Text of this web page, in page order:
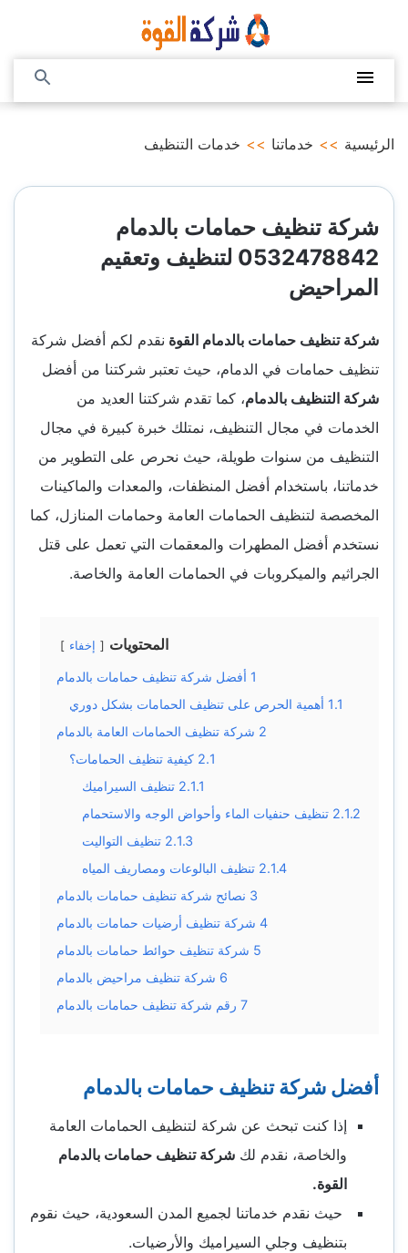
المحتوى
الرئيسية >> خدماتنا >> خدمات التنظيف
شركة تنظيف حمامات بالدمام
0532478842 لتنظيف وتعقيم
المراحيض
شركة تنظيف حمامات بالدمام القوة نقدم لكم أفضل شركة
تنظيف حمامات في الدمام، حيث تعتبر شركتنا من أفضل
شركة التنظيف بالدمام، كما تقدم شركتنا العديد من
الخدمات في مجال التنظيف، نمتلك خبرة كبيرة في مجال
التنظيف من سنوات طويلة، حيث نحرص على التطوير من
خدماتنا، باستخدام أفضل المنظفات، والمعدات والماكينات
المخصصة لتنظيف الحمامات العامة وحمامات المنازل، كما
نستخدم أفضل المطهرات والمعقمات التي تعمل على قتل
الجراثيم والميكروبات في الحمامات العامة والخاصة.
المحتويات إخفاء
1 أفضل شركة تنظيف حمامات بالدمام
1.1 أهمية الحرص على تنظيف الحمامات بشكل دوري
2 شركة تنظيف الحمامات العامة بالدمام
2.1 كيفية تنظيف الحمامات؟
2.1.1 تنظيف السيراميك
2.1.2 تنظيف حنفيات الماء وأحواض الوجه والاستحمام
2.1.3 تنظيف التواليت
2.1.4 تنظيف البالوعات ومصاريف المياه
3 نصائح شركة تنظيف حمامات بالدمام
4 شركة تنظيف أرضيات حمامات بالدمام
5 شركة تنظيف حوائط حمامات بالدمام
6 شركة تنظيف مراحيض بالدمام
7 رقم شركة تنظيف حمامات بالدمام
أفضل شركة تنظيف حمامات بالدمام
إذا كنت تبحث عن شركة لتنظيف الحمامات العامة
والخاصة، نقدم لك شركة تنظيف حمامات بالدمام
القوة.
حيث نقدم خدماتنا لجميع المدن السعودية، حيث نقوم
بتنظيف وجلي السيراميك والأرضيات.